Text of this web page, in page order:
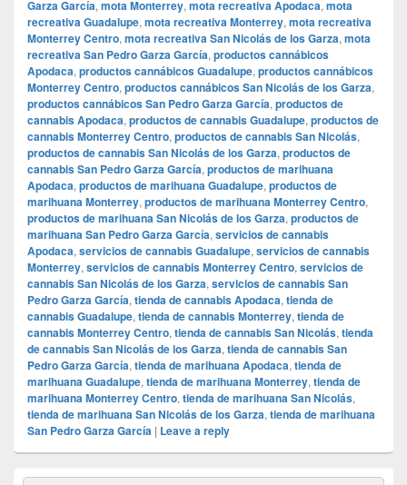
Garza García, mota Monterrey, mota recreativa Apodaca, mota
recreativa Guadalupe, mota recreativa Monterrey, mota recreativa
Monterrey Centro, mota recreativa San Nicolás de los Garza, mota
recreativa San Pedro Garza García, productos cannábicos
Apodaca, productos cannábicos Guadalupe, productos cannábicos
Monterrey Centro, productos cannábicos San Nicolás de los Garza,
productos cannábicos San Pedro Garza García, productos de
cannabis Apodaca, productos de cannabis Guadalupe, productos de
cannabis Monterrey Centro, productos de cannabis San Nicolás,
productos de cannabis San Nicolás de los Garza, productos de
cannabis San Pedro Garza García, productos de marihuana
Apodaca, productos de marihuana Guadalupe, productos de
marihuana Monterrey, productos de marihuana Monterrey Centro,
productos de marihuana San Nicolás de los Garza, productos de
marihuana San Pedro Garza García, servicios de cannabis
Apodaca, servicios de cannabis Guadalupe, servicios de cannabis
Monterrey, servicios de cannabis Monterrey Centro, servicios de
cannabis San Nicolás de los Garza, servicios de cannabis San
Pedro Garza García, tienda de cannabis Apodaca, tienda de
cannabis Guadalupe, tienda de cannabis Monterrey, tienda de
cannabis Monterrey Centro, tienda de cannabis San Nicolás, tienda
de cannabis San Nicolás de los Garza, tienda de cannabis San
Pedro Garza García, tienda de marihuana Apodaca, tienda de
marihuana Guadalupe, tienda de marihuana Monterrey, tienda de
marihuana Monterrey Centro, tienda de marihuana San Nicolás,
tienda de marihuana San Nicolás de los Garza, tienda de marihuana
San Pedro Garza García | Leave a reply
Primary